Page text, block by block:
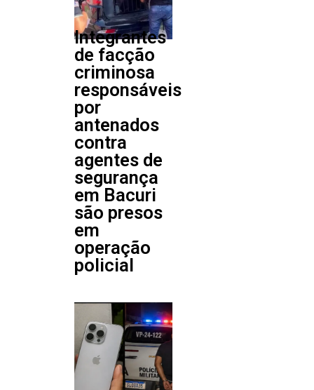
Integrantes
de facção
criminosa
responsáveis
por
antenados
contra
agentes de
segurança
em Bacuri
são presos
em
operação
policial